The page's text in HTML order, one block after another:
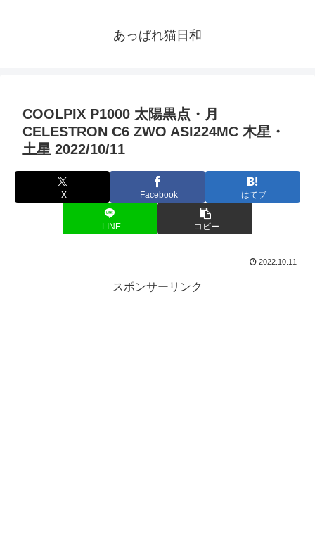
あっぱれ猫日和
COOLPIX P1000 太陽黒点・月
CELESTRON C6 ZWO ASI224MC 木星・
土星 2022/10/11
X Facebook はてブ
LINE コピー
2022.10.11
スポンサーリンク